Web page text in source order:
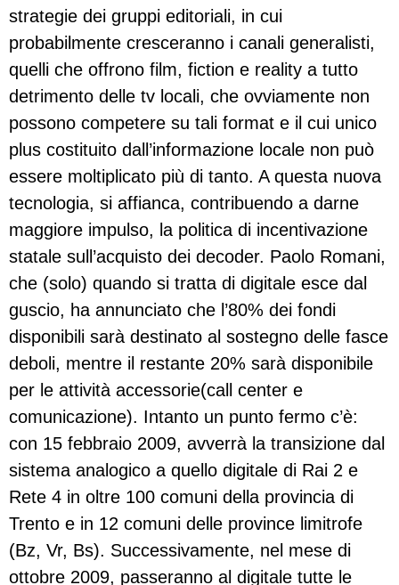
strategie dei gruppi editoriali, in cui
probabilmente cresceranno i canali generalisti,
quelli che offrono film, fiction e reality a tutto
detrimento delle tv locali, che ovviamente non
possono competere su tali format e il cui unico
plus costituito dall’informazione locale non può
essere moltiplicato più di tanto. A questa nuova
tecnologia, si affianca, contribuendo a darne
maggiore impulso, la politica di incentivazione
statale sull’acquisto dei decoder. Paolo Romani,
che (solo) quando si tratta di digitale esce dal
guscio, ha annunciato che l’80% dei fondi
disponibili sarà destinato al sostegno delle fasce
deboli, mentre il restante 20% sarà disponibile
per le attività accessorie(call center e
comunicazione). Intanto un punto fermo c’è:
con 15 febbraio 2009, avverrà la transizione dal
sistema analogico a quello digitale di Rai 2 e
Rete 4 in oltre 100 comuni della provincia di
Trento e in 12 comuni delle province limitrofe
(Bz, Vr, Bs). Successivamente, nel mese di
ottobre 2009, passeranno al digitale tutte le